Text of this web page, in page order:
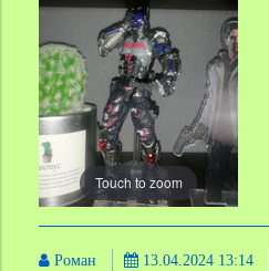
Touch to zoom
Роман 13.04.2024 13:14